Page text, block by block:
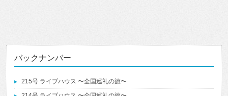
バックナンバー
215号 ライブハウス 〜全国巡礼の旅〜